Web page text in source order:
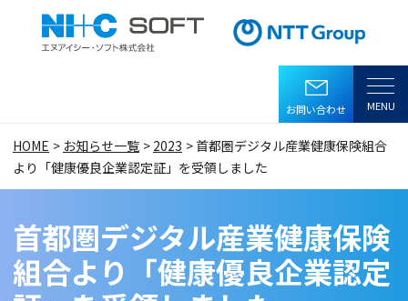
ページ内移動メニュー
MENU
お問い合わせ
HOME お知らせ一覧 2023
首都圏デジタル産業健康保険組合
より「健康優良企業認定証」を受領しました
首都圏デジタル産業健康保険
組合より「健康優良企業認定